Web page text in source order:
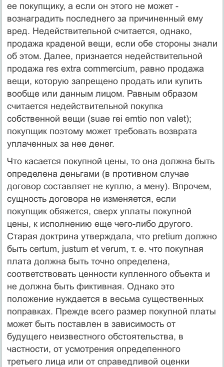
ее покупщику, а если он этого не может -
вознаградить последнего за причиненный ему
вред. Недействительной считается, однако,
продажа краденой вещи, если обе стороны знали
об этом. Далее, признается недействительной
продажа res extra commercium, равно продажа
вещи, которую запрещено продать или купить
вообще или данным лицом. Равным образом
считается недействительной покупка
собственной вещи (suae rei emtio non valet);
покупщик поэтому может требовать возврата
уплаченных за нее денег.
Что касается покупной цены, то она должна быть
определена деньгами (в противном случае
договор составляет не куплю, а мену). Впрочем,
сущность договора не изменяется, если
покупщик обяжется, сверх уплаты покупной
цены, к исполнению еще чего-либо другого.
Старая доктрина утверждала, что pretium должно
быть certum, justum et verum, т. е. что покупная
плата должна быть точно определена,
соответствовать ценности купленного объекта и
не должна быть фиктивная. Однако это
положение нуждается в весьма существенных
поправках. Прежде всего размер покупной платы
может быть поставлен в зависимость от
будущего неизвестного обстоятельства, в
частности, от усмотрения определенного
третьего лица или от справедливой оценки